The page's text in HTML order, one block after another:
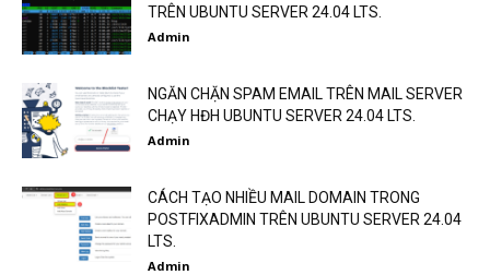
TRÊN UBUNTU SERVER 24.04 LTS.
Admin
NGĂN CHẶN SPAM EMAIL TRÊN MAIL SERVER
CHẠY HĐH UBUNTU SERVER 24.04 LTS.
Admin
CÁCH TẠO NHIỀU MAIL DOMAIN TRONG
POSTFIXADMIN TRÊN UBUNTU SERVER 24.04
LTS.
Admin